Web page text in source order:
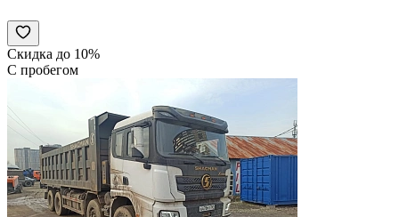
Скидка до 10%
С пробегом